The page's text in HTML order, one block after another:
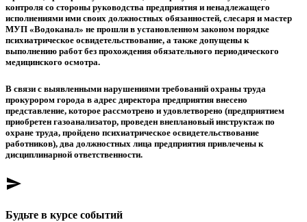
контроля со стороны руководства предприятия и ненадлежащего
исполнениями ими своих должностных обязанностей, слесаря и мастер
МУП «Водоканал» не прошли в установленном законом порядке
психиатрическое освидетельствование, а также допущены к
выполнению работ без прохождения обязательного периодического
медицинского осмотра.
В связи с выявленными нарушениями требований охраны труда
прокурором города в адрес директора предприятия внесено
представление, которое рассмотрено и удовлетворено (предприятием
приобретен газоанализатор, проведен внеплановый инструктаж по
охране труда, пройдено психиатрическое освидетельствование
работников), два должностных лица предприятия привлечены к
дисциплинарной ответственности.
send
Будьте в курсе событий